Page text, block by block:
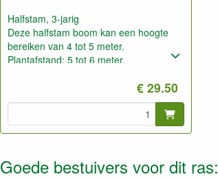
Halfstam, 3-jarig
Deze halfstam boom kan een hoogte
bereiken van 4 tot 5 meter.
Plantafstand: 5 tot 6 meter.
€ 29.50
Goede bestuivers voor dit ras: